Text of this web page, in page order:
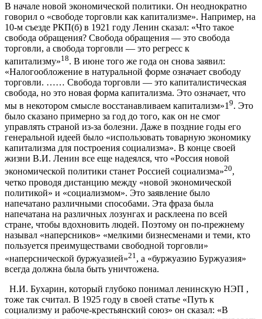
В начале новой экономической политики. Он неоднократно
говорил о «свободе торговли как капитализме». Например, на
10-м съезде РКП(б) в 1921 году Ленин сказал: «Что такое
свобода обращения? Свобода обращения — это свобода
торговли, а свобода торговли — это регресс к
капитализму»18. В июне того же года он снова заявил:
«Налогообложение в натуральной форме означает свободу
торговли. …… Свобода торговли — это капиталистическая
свобода, но это новая форма капитализма. Это означает, что
мы в некотором смысле восстанавливаем капитализм»1 9. Это
было сказано примерно за год до того, как он не смог
управлять страной из-за болезни. Даже в поздние годы его
генеральной идеей было «использовать товарную экономику
капитализма для построения социализма». В конце своей
жизни В.И. Ленин все еще надеялся, что «Россия новой
экономической политики станет Россией социализма»20,
четко проводя дистанцию между «новой экономической
политикой» и «социализмом». Это заявление было
напечатано различными способами. Эта фраза была
напечатана на различных лозунгах и расклеена по всей
стране, чтобы вдохновить людей. Поэтому он по-прежнему
называл «наперсников» «мелкими бизнесменами и теми, кто
пользуется преимуществами свободной торговли»
«наперснической буржуазией»21 , а «буржуазию Буржуазия»
всегда должна была быть уничтожена.
Н.И. Бухарин, который глубоко понимал ленинскую НЭП ,
тоже так считал. В 1925 году в своей статье «Путь к
социализму и рабоче-крестьянский союз» он сказал: «В